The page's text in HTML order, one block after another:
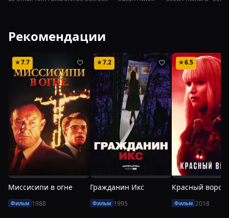
Рекомендации
⭐7.7 🤍
Миссисипи в огне
Фильм 1988
⭐7.2 🤍
Гражданин Икс
Фильм 1995
⭐6.5
Красный
Фильм 2018